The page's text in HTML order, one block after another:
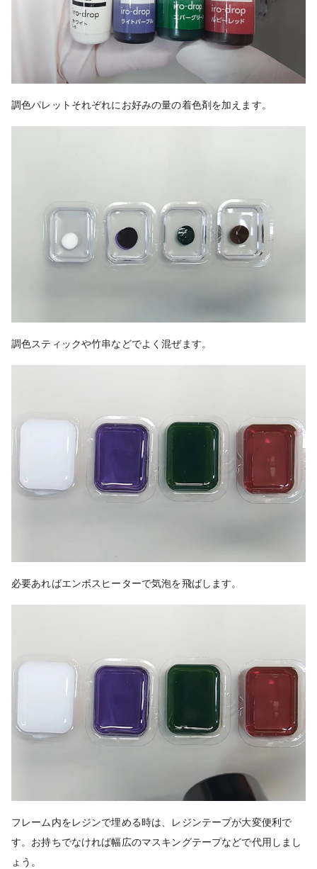
調色パレットそれぞれにお好みの量の着色剤を加えます。
調色スティックや竹串などでよく混ぜます。
必要あればエンボスヒーターで気泡を飛ばします。
フレーム内をレジンで埋める時は、レジンテープが大変便利で
す。お持ちでなければ幅広のマスキングテープなどで代用しまし
ょう。